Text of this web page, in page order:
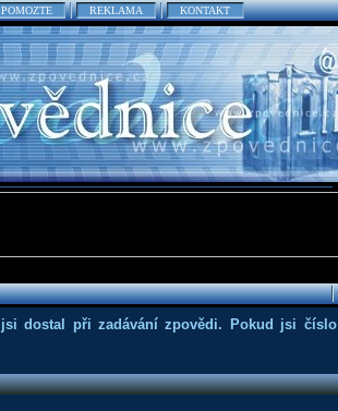
POMOZTE REKLAMA KONTAKT
dostal při zadávání zpovědi. Pokud jsi číslo